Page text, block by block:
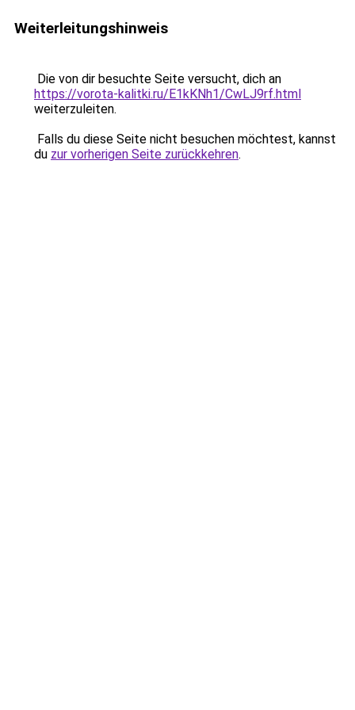
Weiterleitungshinweis
Die von dir besuchte Seite versucht, dich an
https://vorota-kalitki.ru/E1kKNh1/CwLJ9rf.html
weiterzuleiten.
Falls du diese Seite nicht besuchen möchtest, kannst
du zur vorherigen Seite zurückkehren.